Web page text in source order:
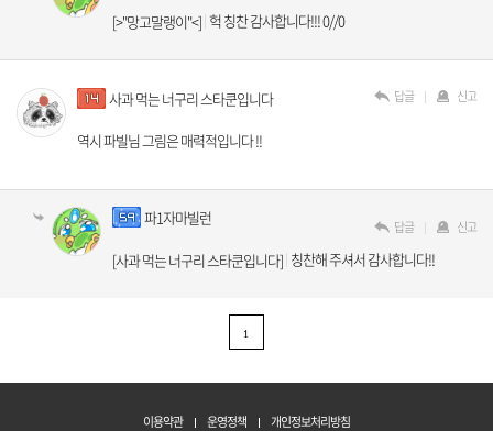
[>"망고말랭이"<] 헉 칭찬 감사합니다!!! 0//0
사과 먹는 너구리 스타쿤입니다
역시 파빌님 그림은 매력적입니다 !!
답글 신고
파1자마빌런
[사과 먹는 너구리 스타쿤입니다] 칭찬해 주셔서 감사합니다!!
답글 신고
1
이용약관 운영정책 개인정보처리방침